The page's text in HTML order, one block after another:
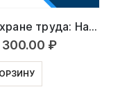
Инструкция по охране труда: Начальник производственно-технического отдела
Первоначальная
составляла
300.00 ₽Текущая